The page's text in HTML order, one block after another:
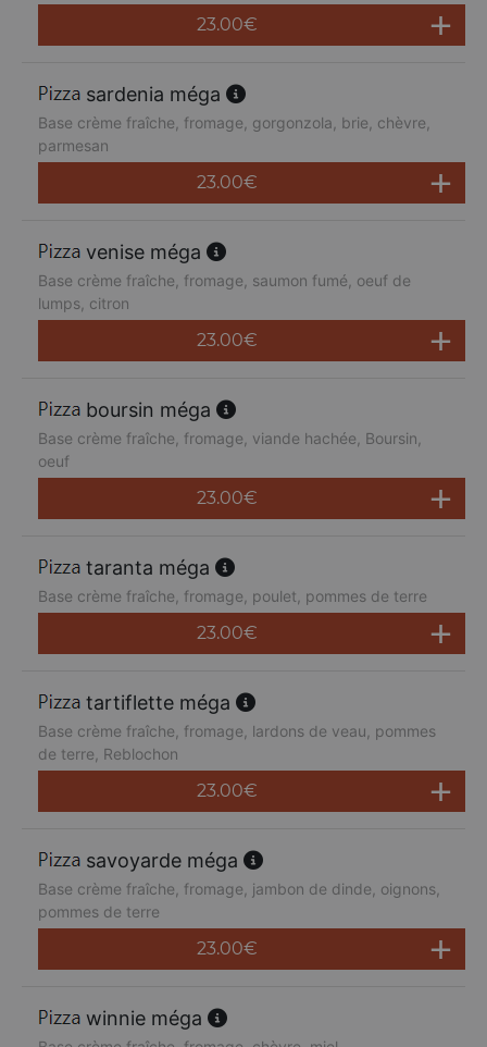
23.00€
sardenia méga
Base crème fraîche, fromage, gorgonzola, brie, chèvre,
parmesan
23.00€
venise méga
Base crème fraîche, fromage, saumon fumé, oeuf de
lumps, citron
23.00€
boursin méga
Base crème fraîche, fromage, viande hachée, Boursin,
oeuf
23.00€
taranta méga
Base crème fraîche, fromage, poulet, pommes de terre
23.00€
tartiflette méga
Base crème fraîche, fromage, lardons de veau, pommes
de terre, Reblochon
23.00€
savoyarde méga
Base crème fraîche, fromage, jambon de dinde, oignons,
pommes de terre
23.00€
winnie méga